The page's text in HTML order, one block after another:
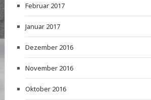
Februar 2017
Januar 2017
Dezember 2016
November 2016
Oktober 2016